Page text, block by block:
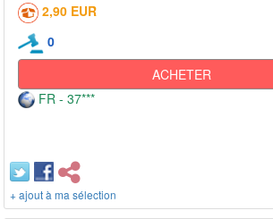
2,90 EUR
0
ACHETER
FR - 37***
+ ajout à ma sélection